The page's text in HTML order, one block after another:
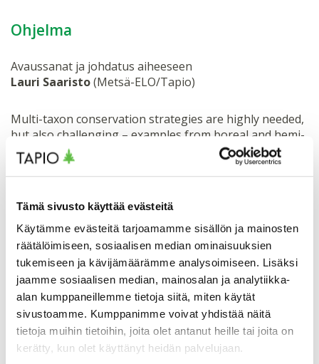
Tämä sivusto käyttää evästeitä
Käytämme evästeitä tarjoamamme sisällön ja mainosten
räätälöimiseen, sosiaalisen median ominaisuuksien
tukemiseen ja kävijämäärämme analysoimiseen. Lisäksi
jaamme sosiaalisen median, mainosalan ja analytiikka-
alan kumppaneillemme tietoja siitä, miten käytät
sivustoamme. Kumppanimme voivat yhdistää näitä
tietoja muihin tietoihin, joita olet antanut heille tai joita on
kerätty, kun olet käyttänyt heidän palvelujaan.
Ohjelma
Avaussanat ja johdatus aiheeseen
Lauri Saaristo(Metsä-ELO/Tapio)
Multi-taxon conservation strategies are highly needed,
but also challenging – examples from boreal and hemi-
boreal forests
Joachim Strengbom
Luonnontuottometsä – uusi vaihtoehto
Esa-Jussi Viitala(LUKE)
Luonnonsuojelun strateginen suunnittelu
Heini Kujala(LUOMUS)
Priodiversity LIFE – maakunnalliset luonnon
monimuotoisuuden toimeenpanosuunnitelmat
Tuulia Lahtinen(Pirkanmaan ELY)